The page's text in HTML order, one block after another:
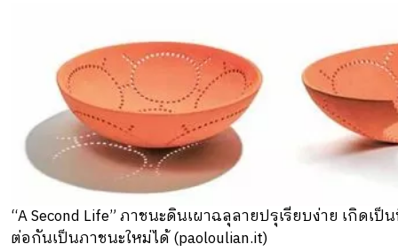
“A Second Life” ภาชนะดินเผาฉลุลายปรุเรียบง่าย เกิ
ต่อกันเป็นภาชนะใหม่ได้ (paoloulian.it)